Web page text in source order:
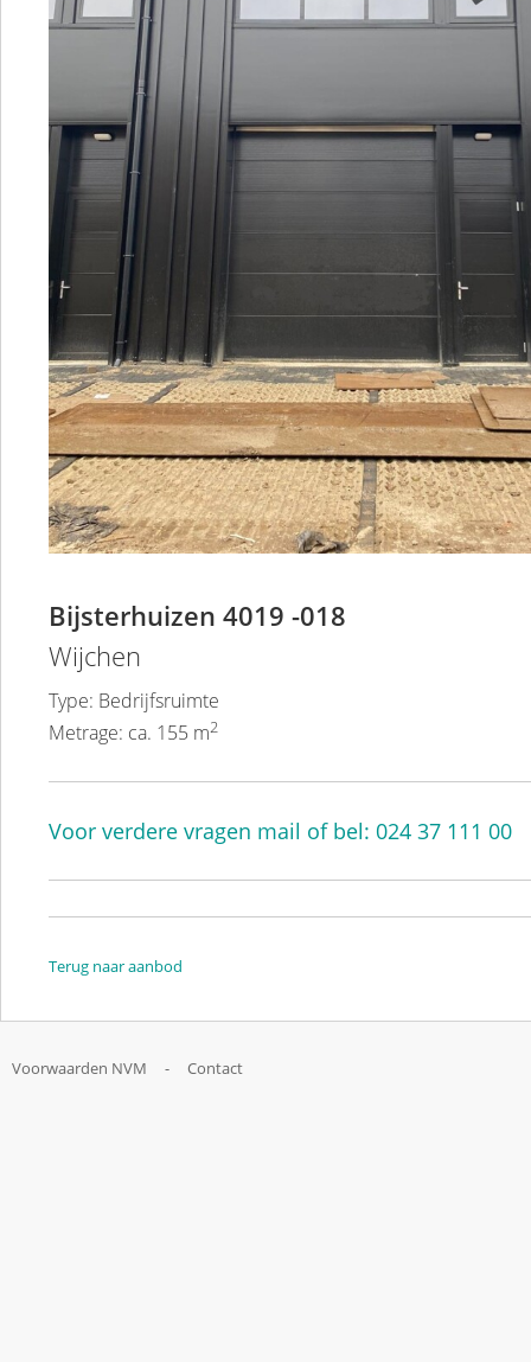
Bijsterhuizen 4019 -018
Wijchen
Type: Bedrijfsruimte
Metrage: ca. 155 m2
Voor verdere vragen mail of bel: 024 37 111 00
Terug naar aanbod
Voorwaarden NVM - Contact